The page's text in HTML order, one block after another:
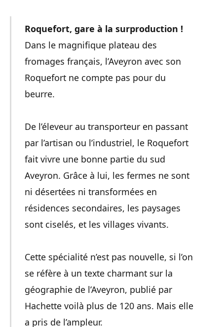
Roquefort, gare à la surproduction !
Dans le magnifique plateau des
fromages français, l’Aveyron avec son
Roquefort ne compte pas pour du
beurre.
De l’éleveur au transporteur en passant
par l’artisan ou l’industriel, le Roquefort
fait vivre une bonne partie du sud
Aveyron. Grâce à lui, les fermes ne sont
ni désertées ni transformées en
résidences secondaires, les paysages
sont ciselés, et les villages vivants.
Cette spécialité n’est pas nouvelle, si l’on
se réfère à un texte charmant sur la
géographie de l’Aveyron, publié par
Hachette voilà plus de 120 ans. Mais elle
a pris de l’ampleur.